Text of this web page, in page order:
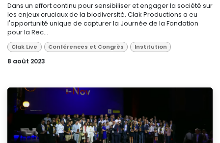
Dans un effort continu pour sensibiliser et engager la société sur
les enjeux cruciaux de la biodiversité, Clak Productions a eu
l'opportunité unique de capturer la Journée de la Fondation
pour la Rec...
Clak Live Conférences et Congrès Institution
8 août 2023